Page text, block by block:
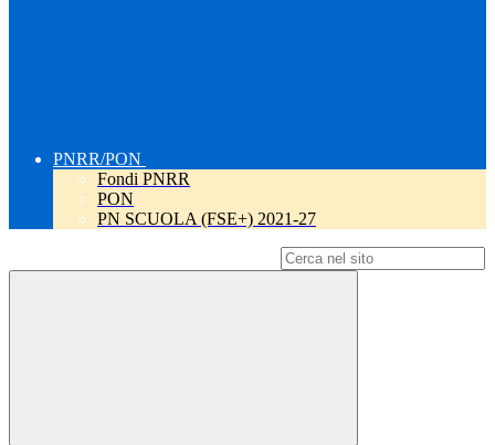
PNRR/PON
Fondi PNRR
PON
PN SCUOLA (FSE+) 2021-27